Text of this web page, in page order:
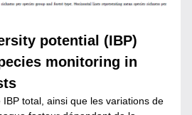
potential (IBP)
monitoring in
total, ainsi que les variations de